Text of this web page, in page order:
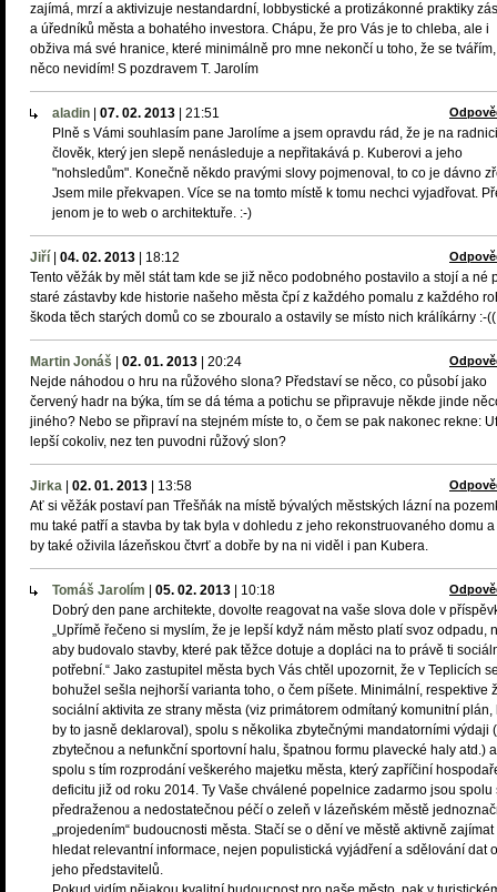
zajímá, mrzí a aktivizuje nestandardní, lobbystické a protizákonné praktiky
a úředníků města a bohatého investora. Chápu, že pro Vás je to chleba, ale i
obživa má své hranice, které minimálně pro mne nekončí u toho, že se
něco nevidím! S pozdravem T. Jarolím
aladin 07. 02. 2013 21:51
Plně s Vámi souhlasím pane Jarolíme a jsem opravdu rád, že je na
člověk, který jen slepě nenásleduje a nepřitakává p. Kuberovi a jeho
"nohsledům". Konečně někdo pravými slovy pojmenoval, to co je dávno
Jsem mile překvapen. Více se na tomto místě k tomu nechci vyjadřovat.
jenom je to web o architektuře. :-)
Jiří 04. 02. 2013 18:12
Tento věžák by měl stát tam kde se již něco podobného postavilo a stojí a né
staré zástavby kde historie našeho města čpí z každého pomalu z každého
škoda těch starých domů co se zbouralo a ostavily se místo nich králíkárny :-((
Martin Jonáš 02. 01. 2013 20:24
Nejde náhodou o hru na růžového slona? Představí se něco, co působí jako
červený hadr na býka, tím se dá téma a potichu se připravuje někde jinde
jiného? Nebo se připraví na stejném míste to, o čem se pak nakonec rekne:
lepší cokoliv, nez ten puvodni růžový slon?
Jirka 02. 01. 2013 13:58
Ať si věžák postaví pan Třešňák na místě bývalých městských lázní na
mu také patří a stavba by tak byla v dohledu z jeho rekonstruovaného domu
by také oživila lázeňskou čtvrť a dobře by na ni viděl i pan Kubera.
Tomáš Jarolím 05. 02. 2013 10:18
Dobrý den pane architekte, dovolte reagovat na vaše slova dole v
„Upřímě řečeno si myslím, že je lepší když nám město platí svoz odpadu,
aby budovalo stavby, které pak těžce dotuje a dopláci na to právě ti
potřební.“ Jako zastupitel města bych Vás chtěl upozornit, že v Teplicích
bohužel sešla nejhorší varianta toho, o čem píšete. Minimální, respektive
sociální aktivita ze strany města (viz primátorem odmítaný komunitní plán,
by to jasně deklaroval), spolu s několika zbytečnými mandatorními výdaji
zbytečnou a nefunkční sportovní halu, špatnou formu plavecké haly atd.) a
spolu s tím rozprodání veškerého majetku města, který zapříčiní
deficitu již od roku 2014. Ty Vaše chválené popelnice zadarmo jsou spolu
předraženou a nedostatečnou péčí o zeleň v lázeňském městě
„projedením“ budoucnosti města. Stačí se o dění ve městě aktivně zajímat
hledat relevantní informace, nejen populistická vyjádření a sdělování dat
jeho představitelů.